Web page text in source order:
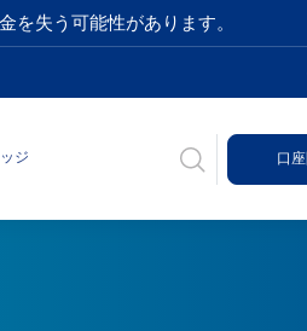
を失う可能性があります。
ジ 口